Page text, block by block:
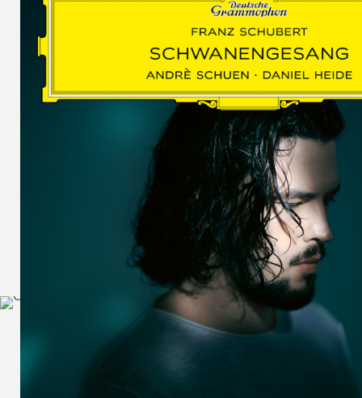
WOLF
MARTIN
SCHUMANN,
LIEDERKREIS
OP. 24
SECHS
MONOLOGE
AUS
JEDERMANN
GESÄNGE